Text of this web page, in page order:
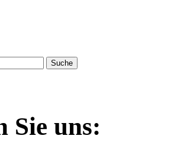
Sie uns: